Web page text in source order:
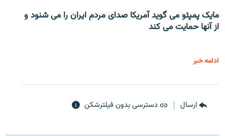
مایک پمپئو می گوید آمریکا صدای مردم ایران را می شنود و
از آنها حمایت می کند
ادامه خبر
ارسال دسترسی بدون فیلترشکن